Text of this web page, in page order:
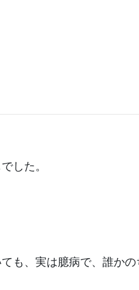
した。
も、実は臆病で、誰か